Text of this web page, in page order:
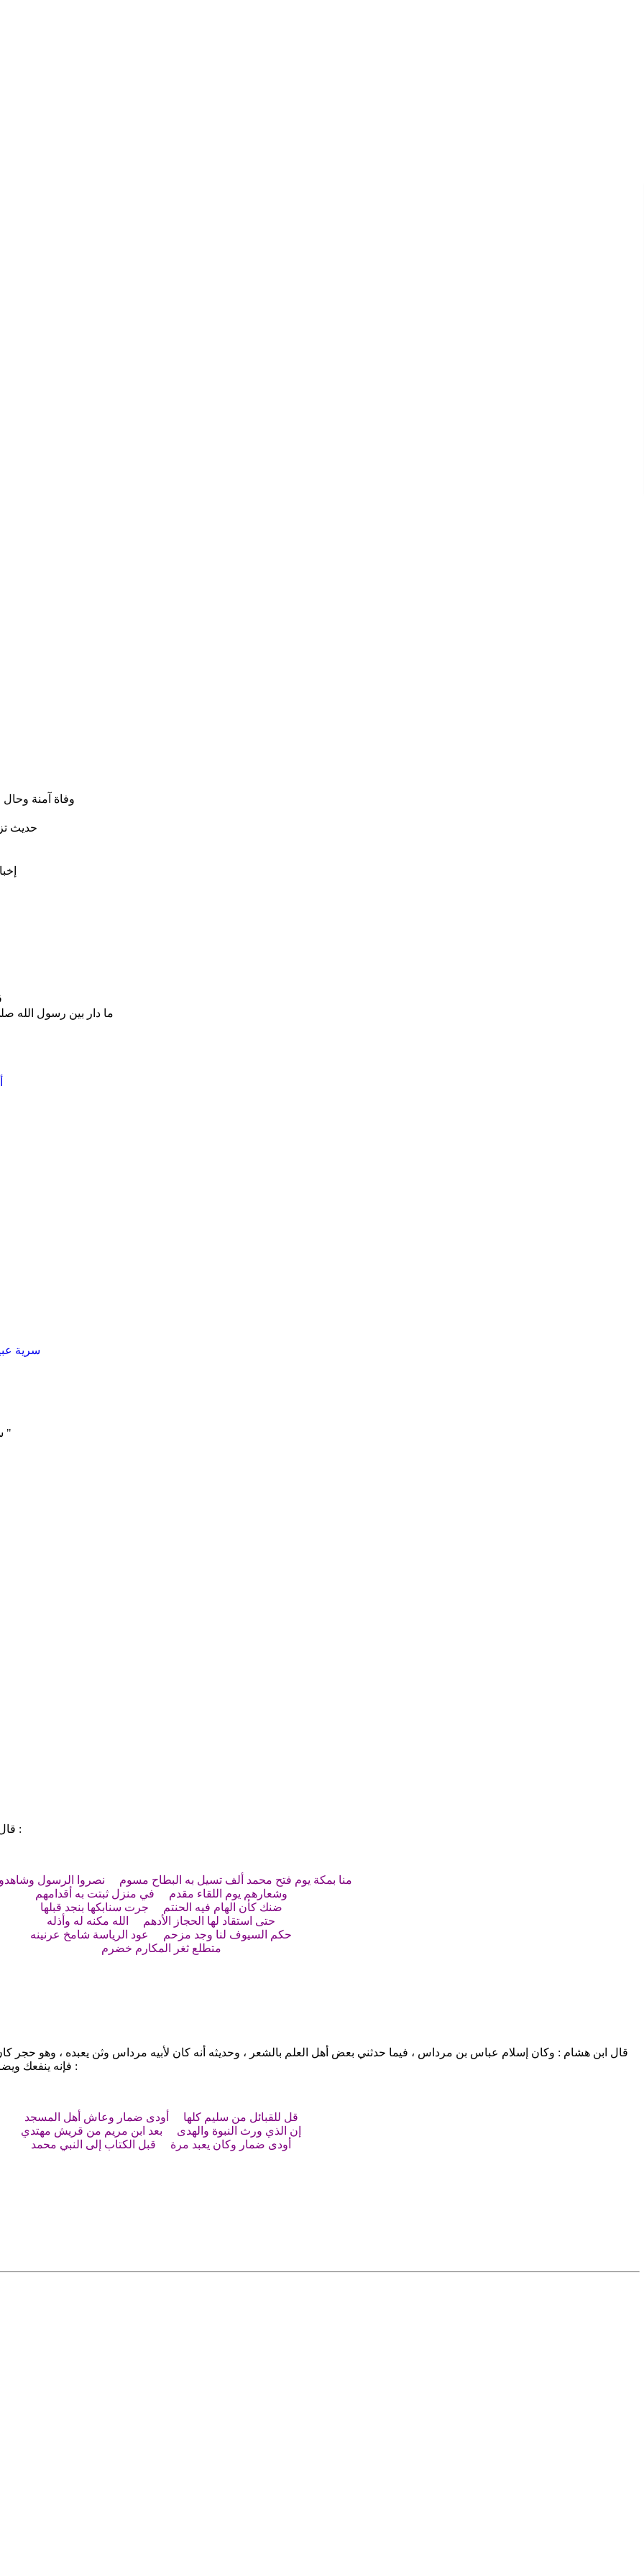
وفاة آمنة
حديث
ما دار بين رسول الله
سرية
سرية عبد الله بن جحش ونزول " يسألونك عن الشهر الحرام "
أمر الحديبية في آخر سنة ست وذكر بيعة الرضوان
مسير خالد بن الوليد
:
منا بمكة يوم فتح محمد ألف تسيل به البطاح مسوم نصروا الرسول وشاهدوا
وشعارهم يوم اللقاء مقدم في منزل ثبتت به أقدامهم
ضنك كأن الهام فيه الحنتم جرت سنابكها بنجد قبلها
حتى استقاد لها الحجاز الأدهم الله مكنه له وأذله
حكم السيوف لنا وجد مزحم عود الرياسة شامخ عرنينه
متطلع ثغر المكارم خضرم
قال ابن هشام : وكان إسلام عباس بن مرداس ، فيما حدثني بعض أهل العلم بالشعر ، وحديثه أنه كان لأبيه مرداس وثن يعبده ، وهو حجر
فإنه ينفعك يوما عند ضمار ، إذ سمع من جوف ضمار مناديا يقول :
قل للقبائل من سليمكلها أودى ضمار وعاش أهل المسجد
إن الذي ورث النبوة والهدى بعد ابن مريم من قريش مهتدي
أودى ضمار وكان يعبد مرة قبل الكتاب إلى النبي محمد